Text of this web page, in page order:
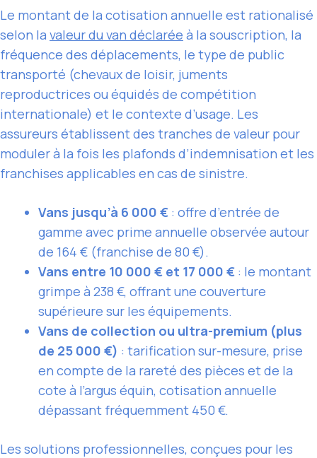
Le montant de la cotisation annuelle est rationalisé
selon la valeur du van déclarée à la souscription, la
fréquence des déplacements, le type de public
transporté (chevaux de loisir, juments
reproductrices ou équidés de compétition
internationale) et le contexte d’usage. Les
assureurs établissent des tranches de valeur pour
moduler à la fois les plafonds d’indemnisation et les
franchises applicables en cas de sinistre.
Vans jusqu’à 6 000 € : offre d’entrée de
gamme avec prime annuelle observée autour
de 164 € (franchise de 80 €).
Vans entre 10 000 € et 17 000 € : le montant
grimpe à 238 €, offrant une couverture
supérieure sur les équipements.
Vans de collection ou ultra-premium (plus
de 25 000 €) : tarification sur-mesure, prise
en compte de la rareté des pièces et de la
cote à l’argus équin, cotisation annuelle
dépassant fréquemment 450 €.
Les solutions professionnelles, conçues pour les